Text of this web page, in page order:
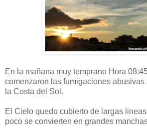
En la mañana muy temprano Hora
comenzaron las fumigaciones
la Costa del Sol.
El Cielo quedo cubierto de largas
poco se convierten en grandes